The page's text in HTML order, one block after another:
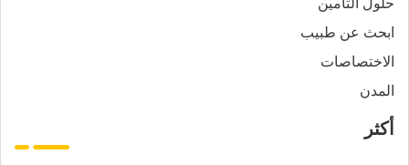
ابحث عن طبيب
الاختصاصات
المدن
أكثر